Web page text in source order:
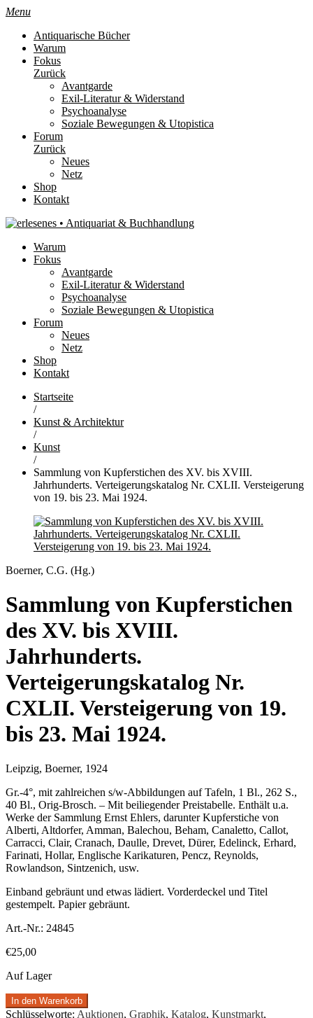
Menu
Antiquarische Bücher
Warum
Fokus
Zurück
Avantgarde
Exil-Literatur & Widerstand
Psychoanalyse
Soziale Bewegungen & Utopistica
Forum
Zurück
Neues
Netz
Shop
Kontakt
Warum
Fokus
Avantgarde
Exil-Literatur & Widerstand
Psychoanalyse
Soziale Bewegungen & Utopistica
Forum
Neues
Netz
Shop
Kontakt
Startseite
/
Kunst & Architektur
/
Kunst
/
Sammlung von Kupferstichen des XV. bis XVIII.
Jahrhunderts. Verteigerungskatalog Nr. CXLII. Versteigerung
von 19. bis 23. Mai 1924.
Boerner, C.G. (Hg.)
Sammlung von Kupferstichen
des XV. bis XVIII.
Jahrhunderts.
Verteigerungskatalog Nr.
CXLII. Versteigerung von 19.
bis 23. Mai 1924.
Leipzig, Boerner, 1924
Gr.-4°, mit zahlreichen s/w-Abbildungen auf Tafeln, 1 Bl., 262 S.,
40 Bl., Orig-Brosch. – Mit beiliegender Preistabelle. Enthält u.a.
Werke der Sammlung Ernst Ehlers, darunter Kupferstiche von
Alberti, Altdorfer, Amman, Balechou, Beham, Canaletto, Callot,
Carracci, Clair, Cranach, Daulle, Drevet, Dürer, Edelinck, Erhard,
Farinati, Hollar, Englische Karikaturen, Pencz, Reynolds,
Rowlandson, Sintzenich, usw.
Einband gebräunt und etwas lädiert. Vorderdeckel und Titel
gestempelt. Papier gebräunt.
Art.-Nr.: 24845
€25,00
Auf Lager
In den Warenkorb
Schlüsselworte: Auktionen, Graphik, Katalog, Kunstmarkt,